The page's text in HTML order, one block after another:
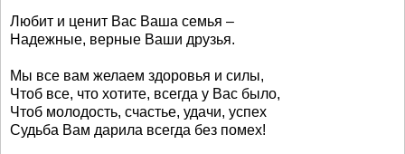
Любит и ценит Вас Ваша семья –
Надежные, верные Ваши друзья.
Мы все вам желаем здоровья и силы,
Чтоб все, что хотите, всегда у Вас было,
Чтоб молодость, счастье, удачи, успех
Судьба Вам дарила всегда без помех!